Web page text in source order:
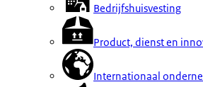
Bedrijfshuisvesting
Product, dienst en
Internationaal